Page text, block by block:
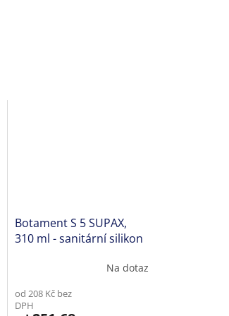
Botament S 5 SUPAX,
310 ml - sanitární silikon
produktu
je
Na dotaz
od 208 Kč bez
DPH